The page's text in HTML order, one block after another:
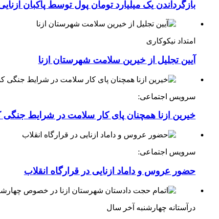
بازگرداندن یک میلیارد تومان پول توسط پاکبان
امتداد نیکوکاری
آیین تجلیل از خیرین سلامت شهرستان ازنا
سرویس اجتماعی:
خیرین ازنا همچنان پای کار سلامت در شرایط
سرویس اجتماعی:
حضور عروس و داماد ازنایی در قرارگاه انقلاب
درآستانه چهارشنبه آخر سال